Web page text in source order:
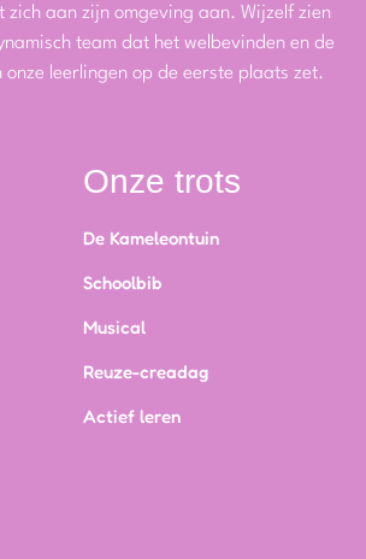
zich aan zijn omgeving aan. Wijzelf zien
team dat het welbevinden en de
onze leerlingen op de eerste plaats zet.
Onze trots
De Kameleontuin
Schoolbib
Musical
Reuze-creadag
Actief leren